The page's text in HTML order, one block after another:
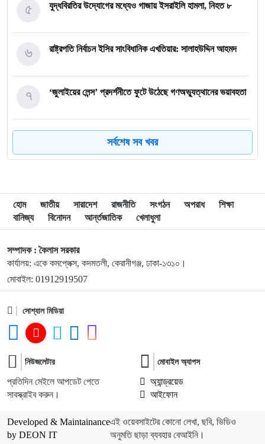
যুদ্ধবিরতির উদ্যোগের মধ্যেও গাজায় ইসরাইলি হামলা, নিহত ৮
৫
রাষ্ট্রপতি নির্বাচন ইসির সাংবিধানিক এখতিয়ার: সালাহউদ্দিন আহমদ
৬
‘জুলাইয়ের লেন্স’ প্রদর্শনীতে ফুটে উঠেছে গণঅভ্যুত্থানের ভয়াবহতা
৭
জনগণ আপনাকে স্বাগত জানাতে প্রস্তুত, কীভাবে আসবেন আসেন:
ইরানে হামলার পরিকল্পনা বাতিল করলেন ট্রাম্প
১০
ইয়ামাল ইতিহাস গড়বে, তবে এবার নয়: মেসি
১১
দাবানলের ধোঁয়ায় ঢেকেছে নিউজার্সির আকাশ, বিশ্বকাপের ফাইনাল
নিয়ে উদ্বেগ
১২
ফিফার বাড়তি সুবিধা পাওয়া নিয়ে যা বললেন মেসি
১৩
শিক্ষার্থীদের প্রতিবছর একটি করে গাছ লাগানোর আহ্বান প্রধানমন্ত্রীর
১৪
সর্বশেষ সব খবর
হোম জাতীয় সারাদেশ রাজনীতি সংগঠন অপরাধ
শিক্ষা
বানিজ্য
বিনোদন আর্ন্তজাতিক খেলাধুলা
সম্পাদক : কৈলাস সরকার
কার্যালয়: একে কমপ্লেক্স, কদমতলী, কেরানীগঞ্জ, ঢাকা-১৩১০।
মোবাইল: 01912919507
সোশ্যাল মিডিয়া
নিউজলেটার
প্রতিদিন মেইলে আপডেট পেতে
সাবস্ক্রাইব করুন।
মোবাইল অ্যাপস
অ্যান্ড্রয়েড
আইফোন
Developed & Maintainance
by DEON IT
এই ওয়েবসাইটের কোনো লেখা, ছবি, ভিডিও
অনুমতি ছাড়া ব্যবহার বেআইনি।